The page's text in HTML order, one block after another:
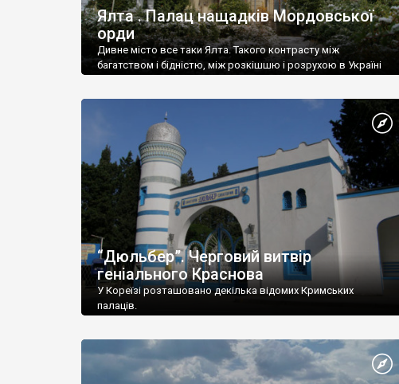
Ялта . Палац нащадків Мордовської
орди
Дивне місто все таки Ялта. Такого контрасту між
багатством і бідністю, між розкішшю і розрухою в Україні
“Дюльбер”. Черговий витвір
геніального Краснова
У Кореїзі розташовано декілька відомих Кримських
палаців.